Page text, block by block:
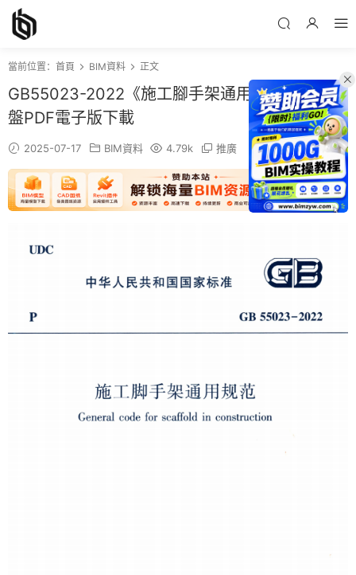
當前位置： 首頁 BIM資料 正文
GB55023-2022《施工腳手架通用規範》百度網
盤PDF電子版下載
2025-07-17 BIM資料 4.79k 推廣